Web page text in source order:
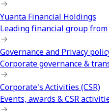
Yuanta Financial Holdings
Leading financial group
Governance and Privacy
Corporate governance &
Corporate's Activities (CSR)
Events, awards & CSR